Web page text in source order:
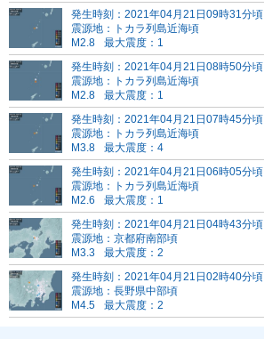
発生時刻：2021年04月21日09時31分頃
震源地：トカラ列島近海頃
M2.8
最大震度：1
発生時刻：2021年04月21日08時50分頃
震源地：トカラ列島近海頃
M2.8
最大震度：1
発生時刻：2021年04月21日07時45分頃
震源地：トカラ列島近海頃
M3.8
最大震度：4
発生時刻：2021年04月21日06時05分頃
震源地：トカラ列島近海頃
M2.6
最大震度：1
発生時刻：2021年04月21日04時43分頃
震源地：京都府南部頃
M3.3
最大震度：2
発生時刻：2021年04月21日02時40分頃
震源地：長野県中部頃
M4.5
最大震度：2